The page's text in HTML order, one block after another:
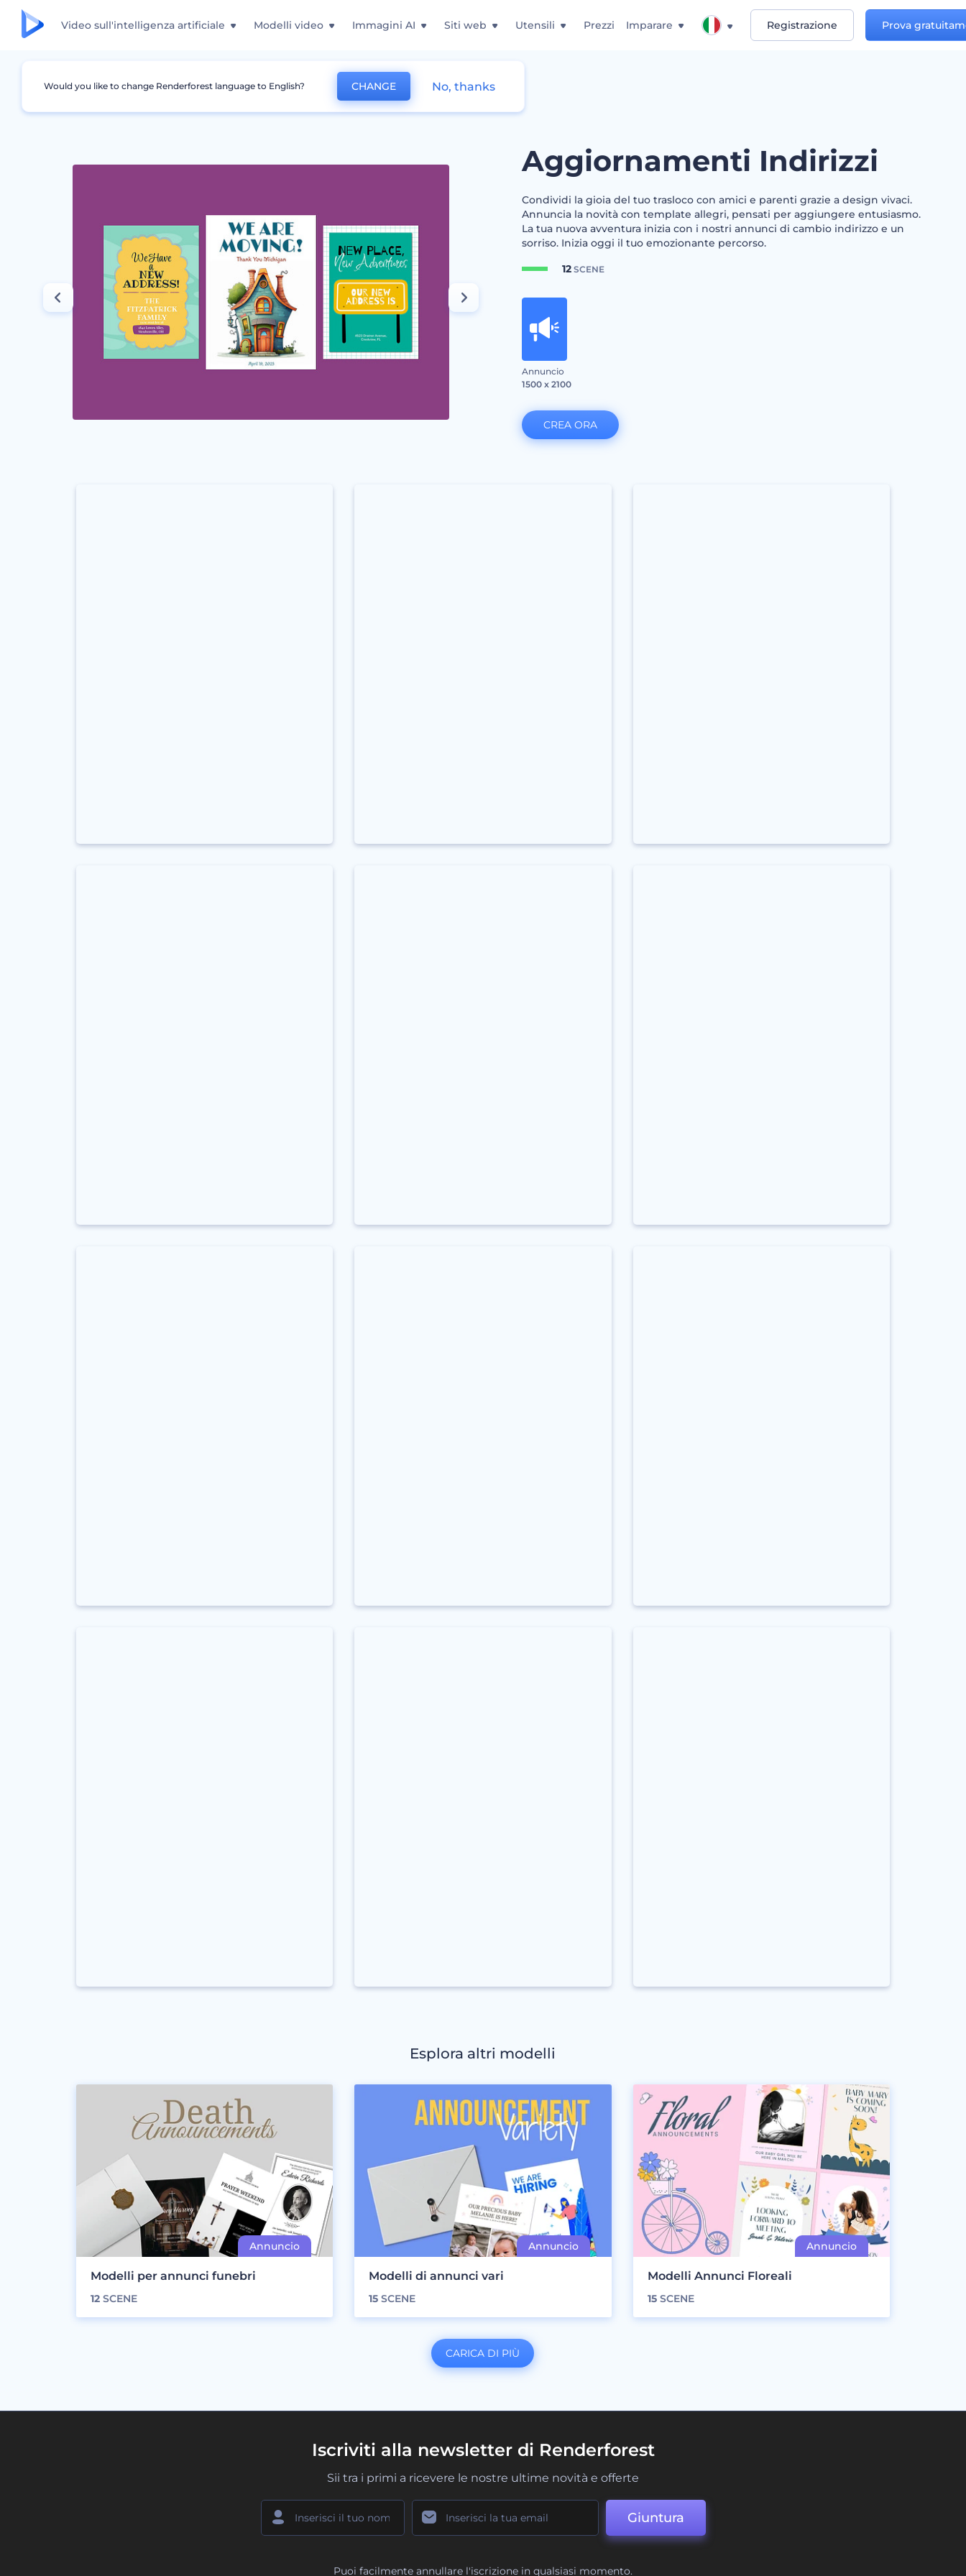
Video sull'intelligenza artificiale Modelli video Immagini AI Siti web Utensili Prezzi Imparare Registrazione Prova
Grafica Annuncio Aggiornamenti Indirizzi
Aggiornamenti Indirizzi
Condividi la gioia del tuo trasloco con amici e parenti grazie a design vivaci.
Annuncia la novità con template allegri, pensati per aggiungere entusiasmo.
La tua nuova avventura inizia con i nostri annunci di cambio indirizzo e un
sorriso. Inizia oggi il tuo emozionante percorso.
12SCENE
Annuncio
1500 x 2100
CREA ORA
Esplora altri modelli
Modelli per annunci funebri
12 SCENE
Modelli di annunci vari
15 SCENE
Modelli Annunci Floreali
15SCENE
CARICA DI PIÙ
Iscriviti alla newsletter di Renderforest
Sii tra i primi a ricevere le nostre ultime novità e offerte
Giuntura
Puoi facilmente annullare l'iscrizione in qualsiasi momento.
Would you like to change Renderforest language to English? CHANGE No, thanks